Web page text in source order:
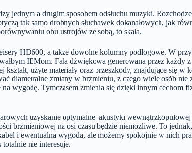
jednym a drugim sposobem odsłuchu muzyki.
tak samo drobnych słuchawek dokanałowych, jak
obu ustrojów ze sobą, to skala.
HD600, a także dowolne kolumny podłogowe. W
IEMom. Fala dźwiękowa generowana przez
użyte materiały oraz przeszkody, znajdujące się
diametralne zmiany w brzmieniu, z czego wiele osób
wygodę. Tymczasem zmienia się dzięki innym cechom
uzyskanie optymalnej akustyki
brzmieniowej na osi czasu będzie niemożliwe. To
i ewentualna wygoda, ale możemy spokojnie w nich
totalnie nie interesuje.